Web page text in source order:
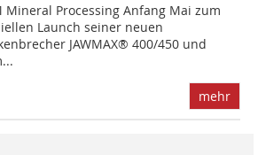
Mineral Processing Anfang Mai zum
Launch seiner neuen
­JAWMAX® 400/450 und
mehr